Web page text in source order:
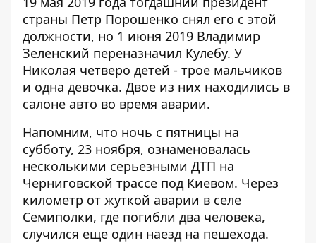
страны Петр Порошенко снял его с этой
должности, но 1 июня 2019 Владимир
Зеленский переназначил Кулебу. У
Николая четверо детей - трое мальчиков
и одна девочка. Двое из них находились в
салоне авто во время аварии.
Напомним, что ночь с пятницы на
субботу, 23 ноября, ознаменовалась
несколькими серьезными ДТП на
Черниговской трассе под Киевом. Через
километр от жуткой аварии в селе
Семиполки, где погибли два человека,
случился еще один наезд на пешехода.